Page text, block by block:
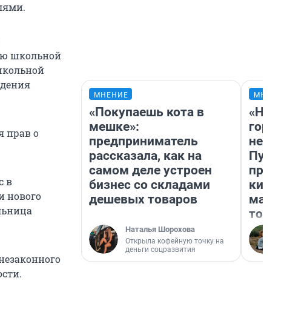
школьной
прав о
в
нового
МНЕНИЕ
«Покупаешь кота в
мешке»:
предприниматель
рассказала, как на
самом деле устроен
бизнес со складами
дешевых товаров
Наталья Шорохова
Открыла кофейную точку на
деньги соцразвития
«Нет
того